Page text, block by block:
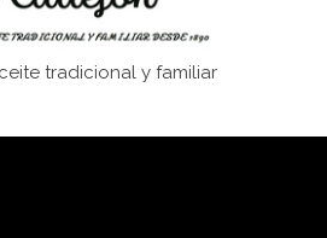
tradicional y familiar